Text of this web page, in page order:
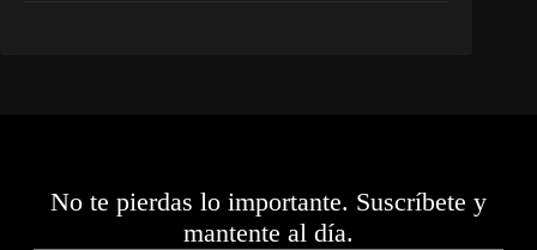
No te pierdas lo importante. Suscríbete y
mantente al día.